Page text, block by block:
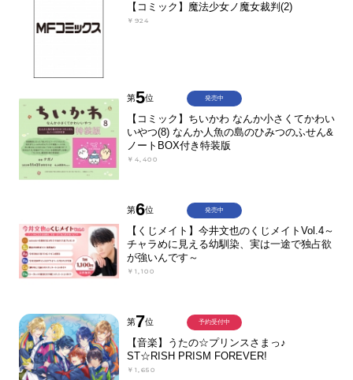
【コミック】魔法少女ノ魔女裁判(2)
￥924
第5位
【コミック】ちいかわ なんか小さくてかわい
いやつ(8) なんか人魚の島のひみつのふせん&
ノートBOX付き特装版
￥4,400
発売中
第6位
【くじメイト】今井文也のくじメイトVol.4～
チャラめに見える幼馴染、実は一途で独占欲
が強いんです～
￥1,100
発売中
第7位
【音楽】うたの☆プリンスさまっ♪
ST☆RISH PRISM FOREVER!
￥1,650
予約受付中